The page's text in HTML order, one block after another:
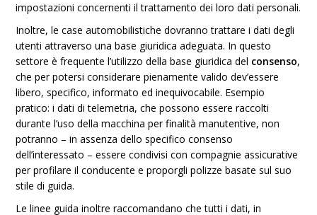
impostazioni concernenti il trattamento dei loro dati personali.
Inoltre, le case automobilistiche dovranno trattare i dati degli
utenti attraverso una base giuridica adeguata. In questo
settore è frequente l’utilizzo della base giuridica del consenso,
che per potersi considerare pienamente valido dev’essere
libero, specifico, informato ed inequivocabile. Esempio
pratico: i dati di telemetria, che possono essere raccolti
durante l’uso della macchina per finalità manutentive, non
potranno – in assenza dello specifico consenso
dell’interessato – essere condivisi con compagnie assicurative
per profilare il conducente e proporgli polizze basate sul suo
stile di guida.
Le linee guida inoltre raccomandano che tutti i dati, in